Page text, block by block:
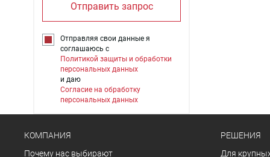
Отправить запрос
Отправляя свои данные я
соглашаюсь с
Политикой защиты и обработки
персональных данных
и даю
Согласие на обработку
персональных данных
КОМПАНИЯ
Почему нас выбирают
РЕШЕНИЯ
Для